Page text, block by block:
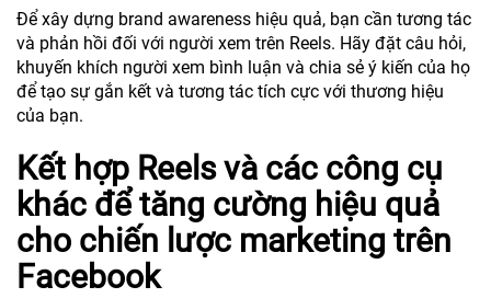
Để xây dựng brand awareness hiệu quả, bạn cần tương tác
và phản hồi đối với người xem trên Reels. Hãy đặt câu hỏi,
khuyến khích người xem bình luận và chia sẻ ý kiến của họ
để tạo sự gắn kết và tương tác tích cực với thương hiệu
của bạn.
Kết hợp Reels và các công cụ
khác để tăng cường hiệu quả
cho chiến lược marketing trên
Facebook